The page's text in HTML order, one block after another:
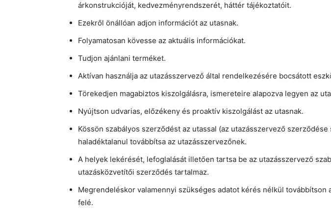
árkonstrukcióját, kedvezményrendszerét, háttér tájékoztatóit.
Ezekről önállóan adjon információt az utasnak.
Folyamatosan kövesse az aktuális információkat.
Tudjon ajánlani terméket.
Aktívan használja az utazásszervező által rendelkezésére bocsátott
Törekedjen magabiztos kiszolgálásra, ismereteire alapozva legyen az
Nyújtson udvarias, előzékeny és proaktív kiszolgálást az utasnak.
Kössön szabályos szerződést az utassal (az utazásszervező
haladéktalanul továbbítsa az utazásszervezőnek.
A helyek lekérését, lefoglalását illetően tartsa be az utazásszervező
utazásközvetítői szerződés tartalmaz.
Megrendeléskor valamennyi szükséges adatot kérés nélkül továbbítson
felé.